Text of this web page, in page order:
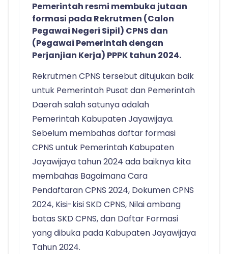
Pemerintah resmi membuka jutaan
formasi pada Rekrutmen (Calon
Pegawai Negeri Sipil) CPNS dan
(Pegawai Pemerintah dengan
Perjanjian Kerja) PPPK tahun 2024.
Rekrutmen CPNS tersebut ditujukan baik
untuk Pemerintah Pusat dan Pemerintah
Daerah salah satunya adalah
Pemerintah Kabupaten Jayawijaya.
Sebelum membahas daftar formasi
CPNS untuk Pemerintah Kabupaten
Jayawijaya tahun 2024 ada baiknya kita
membahas Bagaimana Cara
Pendaftaran CPNS 2024, Dokumen CPNS
2024, Kisi-kisi SKD CPNS, Nilai ambang
batas SKD CPNS, dan Daftar Formasi
yang dibuka pada Kabupaten Jayawijaya
Tahun 2024.